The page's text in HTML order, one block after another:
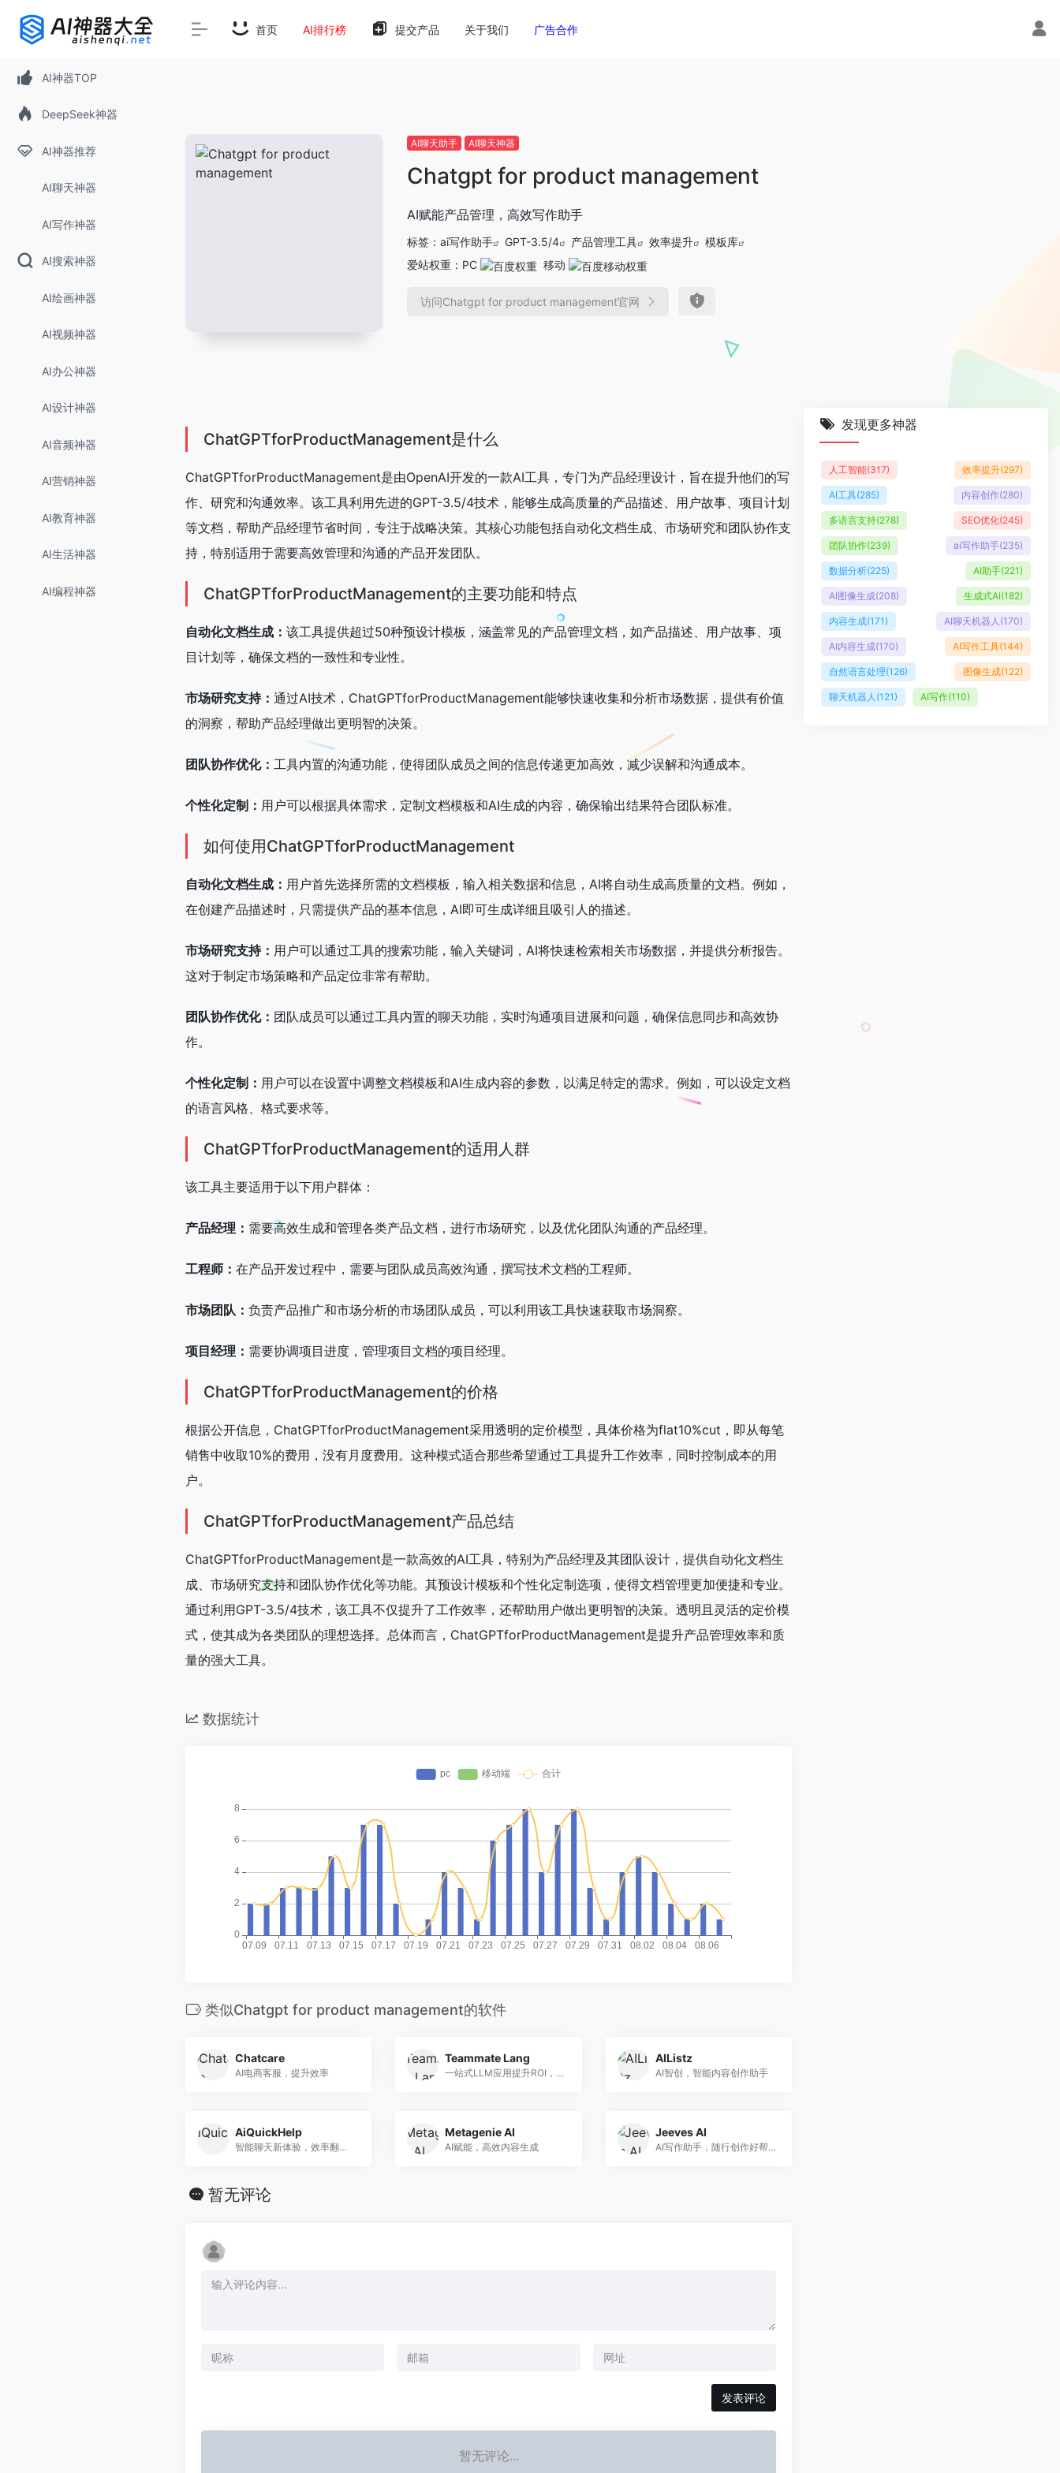
AI神器TOP
DeepSeek神器
AI神器推荐
AI聊天神器
AI写作神器
AI搜索神器
AI绘画神器
AI视频神器
AI办公神器
AI设计神器
AI音频神器
AI营销神器
AI教育神器
AI生活神器
AI编程神器
首页 AI排行榜 提交产品 关于我们 广告合作
AI聊天助手 AI聊天神器
Chatgpt for product management
AI赋能产品管理，高效写作助手
标签： ai写作助手 GPT-3.5/4 产品管理工具 效率提升
模板库
爱站权重： PC 移动
访问Chatgpt for product management官网
ChatGPTforProductManagement是什么
ChatGPTforProductManagement是由OpenAI开发的一款AI工具，专门为产品经理设计，旨在提升他们的写
作、研究和沟通效率。该工具利用先进的GPT-3.5/4技术，能够生成高质量的产品描述、用户故事、项目计划
等文档，帮助产品经理节省时间，专注于战略决策。其核心功能包括自动化文档生成、市场研究和团队协作支
持，特别适用于需要高效管理和沟通的产品开发团队。
ChatGPTforProductManagement的主要功能和特点
自动化文档生成： 该工具提供超过50种预设计模板，涵盖常见的产品管理文档，如产品描述、用户故事、项
目计划等，确保文档的一致性和专业性。
市场研究支持： 通过AI技术，ChatGPTforProductManagement能够快速收集和分析市场数据，提供有价值
的洞察，帮助产品经理做出更明智的决策。
团队协作优化： 工具内置的沟通功能，使得团队成员之间的信息传递更加高效，减少误解和沟通成本。
个性化定制： 用户可以根据具体需求，定制文档模板和AI生成的内容，确保输出结果符合团队标准。
如何使用ChatGPTforProductManagement
自动化文档生成： 用户首先选择所需的文档模板，输入相关数据和信息，AI将自动生成高质量的文档。例如，
在创建产品描述时，只需提供产品的基本信息，AI即可生成详细且吸引人的描述。
市场研究支持： 用户可以通过工具的搜索功能，输入关键词，AI将快速检索相关市场数据，并提供分析报告。
这对于制定市场策略和产品定位非常有帮助。
团队协作优化： 团队成员可以通过工具内置的聊天功能，实时沟通项目进展和问题，确保信息同步和高效协
作。
个性化定制： 用户可以在设置中调整文档模板和AI生成内容的参数，以满足特定的需求。例如，可以设定文档
的语言风格、格式要求等。
ChatGPTforProductManagement的适用人群
该工具主要适用于以下用户群体：
产品经理： 需要高效生成和管理各类产品文档，进行市场研究，以及优化团队沟通的产品经理。
工程师： 在产品开发过程中，需要与团队成员高效沟通，撰写技术文档的工程师。
市场团队： 负责产品推广和市场分析的市场团队成员，可以利用该工具快速获取市场洞察。
项目经理： 需要协调项目进度，管理项目文档的项目经理。
ChatGPTforProductManagement的价格
根据公开信息，ChatGPTforProductManagement采用透明的定价模型，具体价格为flat10%cut，即从每笔
销售中收取10%的费用，没有月度费用。这种模式适合那些希望通过工具提升工作效率，同时控制成本的用
户。
ChatGPTforProductManagement产品总结
ChatGPTforProductManagement是一款高效的AI工具，特别为产品经理及其团队设计，提供自动化文档生
成、市场研究支持和团队协作优化等功能。其预设计模板和个性化定制选项，使得文档管理更加便捷和专业。
通过利用GPT-3.5/4技术，该工具不仅提升了工作效率，还帮助用户做出更明智的决策。透明且灵活的定价模
式，使其成为各类团队的理想选择。总体而言，ChatGPTforProductManagement是提升产品管理效率和质
量的强大工具。
数据统计
类似Chatgpt for product management的软件
Chatcare
AI电商客服，提升效率
Teammate Lang
一站式LLM应用提升ROI，智能协作助手
AIListz
AI智创，智能内容创作助手
AiQuickHelp
智能聊天新体验，效率翻倍神器！
Metagenie AI
AI赋能，高效内容生成
Jeeves AI
AI写作助手，随行创作好帮手
暂无评论
发表评论
暂无评论...
发现更多神器
人工智能(317) 效率提升(297)
AI工具(285) 内容创作(280)
多语言支持(278) SEO优化(245)
团队协作(239) ai写作助手(235)
数据分析(225) AI助手(221)
AI图像生成(208) 生成式AI(182)
内容生成(171) AI聊天机器人 (170)
AI内容生成(170) AI写作工具(144)
自然语言处理(126) 图像生成(122)
聊天机器人 (121) AI写作(110)